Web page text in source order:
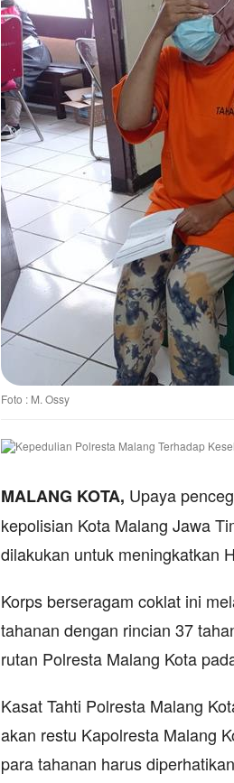
Foto : M. Ossy
MALANG KOTA, Upaya
kepolisian Kota Malang Jawa
dilakukan untuk meningkatkan
Korps berseragam coklat ini
tahanan dengan rincian 37
rutan Polresta Malang Kota
Kasat Tahti Polresta Malang
akan restu Kapolresta Malang
para tahanan harus